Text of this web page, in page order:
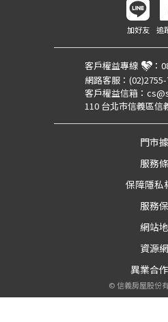
加好友 追
客戶權益專線 ：
網路客服：
客戶權益信箱：
110 台北市信義區信
門市
服務
保障隱私
服務
網站
資源
異業合
©信義房屋股份